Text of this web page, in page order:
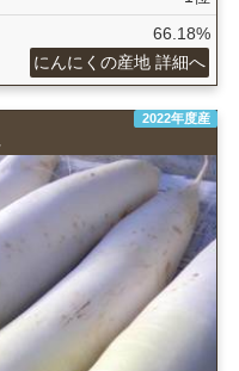
66.18%
にんにくの産地 詳細へ
2022年度産